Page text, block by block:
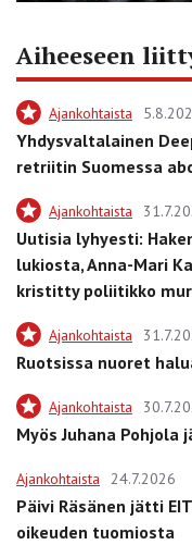
Aiheeseen
Ajankohtaista
Yhdysvaltalainen
retriitin Suomessa
Ajankohtaista
Uutisia lyhyesti:
lukiosta, Anna-Mari
kristitty poliitikko
Ajankohtaista
Ruotsissa nuoret
Ajankohtaista
Myös Juhana
Ajankohtaista 24.7.2026
Päivi Räsänen jätti
oikeuden tuomiosta